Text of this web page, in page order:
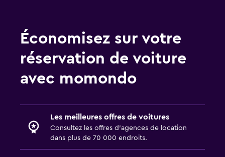
Économisez sur votre
réservation de voiture
avec momondo
Les meilleures offres de voitures
Consultez les offres d’agences de location
dans plus de 70 000 endroits.